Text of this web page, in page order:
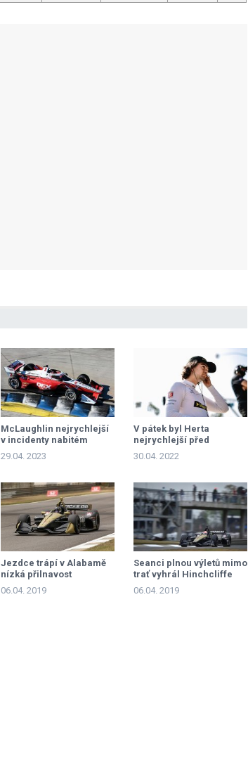
McLaughlin nejrychlejší
v incidenty nabitém
tréninku
29.04. 2023
V pátek byl Herta
nejrychlejší před
Palouem
30.04. 2022
Jezdce trápí v Alabamě
nízká přilnavost
06.04. 2019
Seanci plnou výletů mimo
trať vyhrál Hinchcliffe
06.04. 2019